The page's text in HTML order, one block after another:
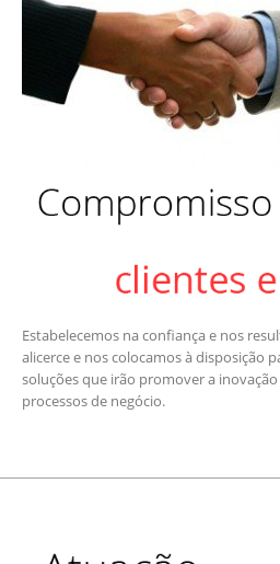
Estabelecemos na confiança e nos
alicerce e nos colocamos à disposição
soluções que irão promover a inovação
processos de negócio.